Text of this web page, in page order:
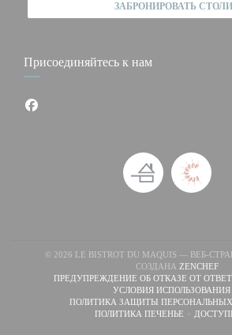
ЗАБРОНИРОВАТЬ
Присоединяйтесь к нам
Facebook ((открывается в новом
© 2026 LE BISTROT DU MAQUIS — ВЕБ-
СОЗДАНА ZENCHEF
ПРЕДУПРЕЖДЕНИЕ ОБ ОТКАЗЕ ОТ
УСЛОВИЯ ИСПОЛЬЗОВАНИЯ
ПОЛИТИКА ЗАЩИТЫ
ПОЛИТИКА ПЕЧЕНЬЕ((ОТКРЫВАЕТСЯ В